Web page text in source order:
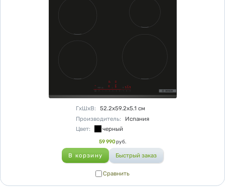
Характеристики
ГхШхВ: 52.2х59.2х5.1 см
Производитель:
Испания
Цвет: черный
59 990 руб.
Сравнить